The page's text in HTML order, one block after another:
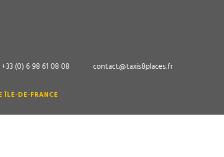
+33 (0) 6 98 61 08 08 contact@taxis8places.fr
ÎLE-DE-FRANCE